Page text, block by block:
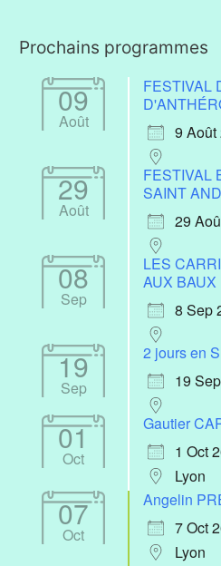
Prochains programmes
09
Août
FESTIVAL
9 Août
29
Août
FESTIVAL
SAINT
29
08
Sep
LES
AUX
8 Sep
19
Sep
2 jours en
19
01
Oct
Gautier
1 Oct
Lyon
07
Oct
Angelin
7 Oct
Lyon